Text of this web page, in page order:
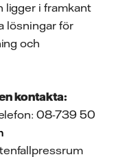
ligger i framkant
lösningar för
och
kontakta:
08-739 50